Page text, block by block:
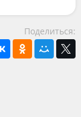
Поделиться: